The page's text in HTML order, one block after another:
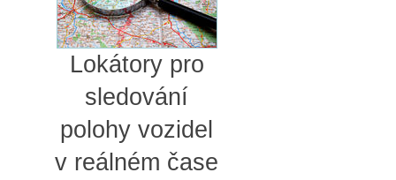
Lokátory pro
sledování
polohy vozidel
v reálném čase